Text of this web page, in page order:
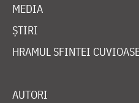
MEDIA
ȘTIRI
HRAMUL SFINTEI
AUTORI